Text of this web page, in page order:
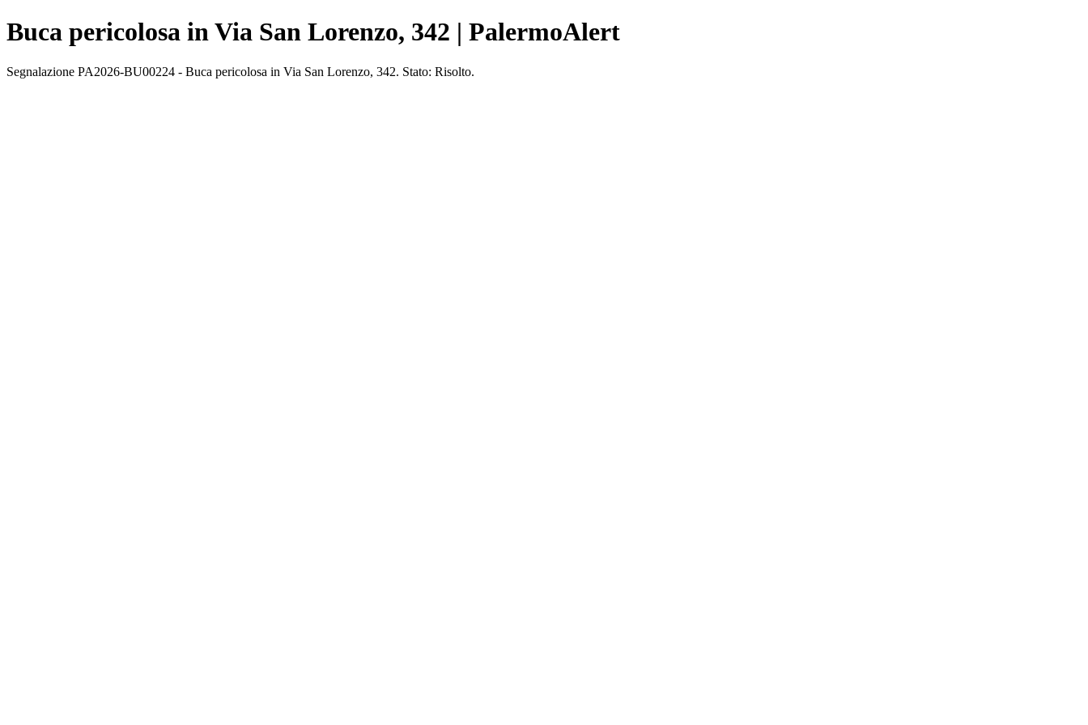
Buca pericolosa in Via San Lorenzo, 342 | PalermoAlert
Segnalazione PA2026-BU00224 - Buca pericolosa in Via San Lorenzo, 342. Stato: Risolto.